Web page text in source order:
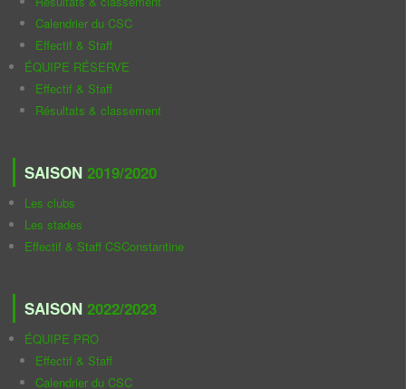
Calendrier du CSC
Effectif & Staff
ÉQUIPE RÉSERVE
Effectif & Staff
Résultats & classement
SAISON 2019/2020
Les clubs
Les stades
Effectif & Staff CSConstantine
SAISON 2022/2023
ÉQUIPE PRO
Effectif & Staff
Calendrier du CSC